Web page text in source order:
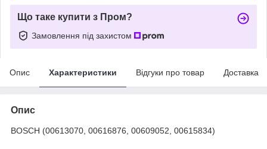
Що таке купити з Пром?
Замовлення під захистом
Опис Характеристики Відгуки про товар Доставка
Опис
BOSCH (00613070, 00616876, 00609052, 00615834)